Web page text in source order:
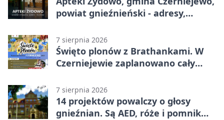
powiat gnieźnieński - adresy,
7 sierpnia 2026
Święto plonów z Brathankami. W
Czerniejewie zaplanowano cały
7 sierpnia 2026
14 projektów powalczy o głosy
gnieźnian. Są AED, róże i pomnik